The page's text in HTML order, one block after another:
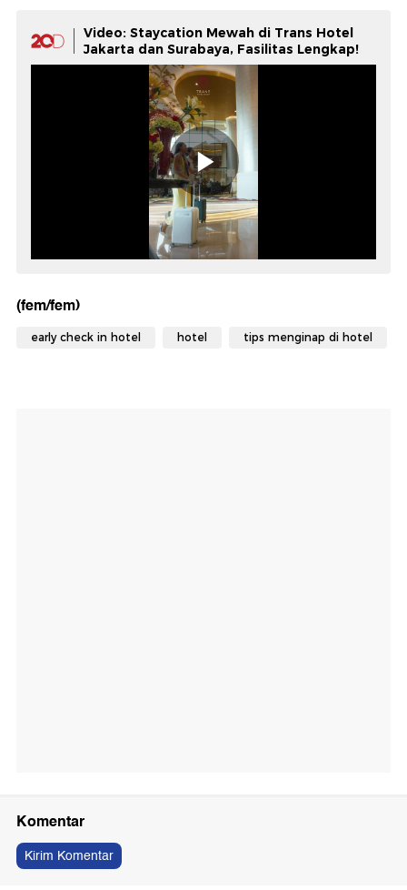
Video: Staycation Mewah di Trans Hotel
Jakarta dan Surabaya, Fasilitas Lengkap!
(fem/fem)
early check in hotel hotel tips menginap di hotel
Komentar
Kirim Komentar